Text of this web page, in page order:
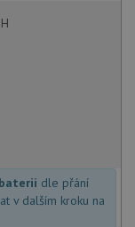
dle přání
v dalším kroku na